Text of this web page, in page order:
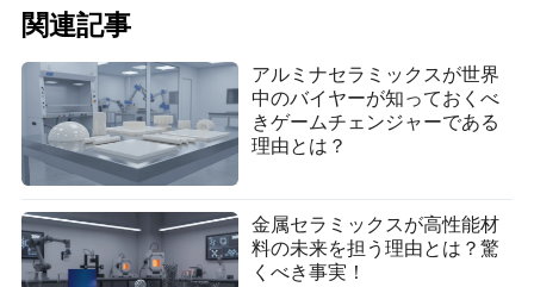
関連記事
アルミナセラミックスが世界
中のバイヤーが知っておくべ
きゲームチェンジャーである
理由とは？
金属セラミックスが高性能材
料の未来を担う理由とは？驚
くべき事実！